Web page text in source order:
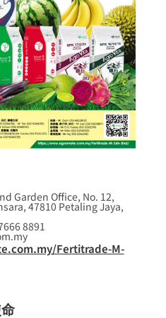
Garden Office, No. 12,
47810 Petaling Jaya,
8891
Fertitrade-M-